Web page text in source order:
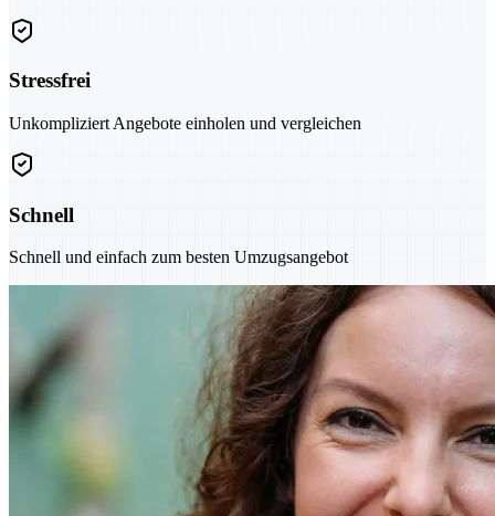
Stressfrei
Unkompliziert Angebote einholen und vergleichen
Schnell
Schnell und einfach zum besten Umzugsangebot